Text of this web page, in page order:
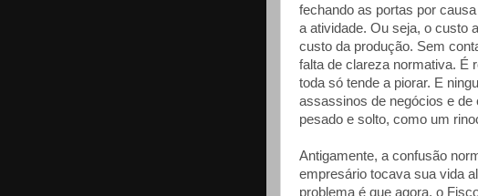
fechando as portas por
a atividade. Ou seja, o custo
custo da produção. Sem
falta de clareza normativa. É
toda só tende a piorar. E
assassinos de negócios e
pesado e solto, como um
Antigamente, a confusão
empresário tocava sua vida
problema é que agora, o